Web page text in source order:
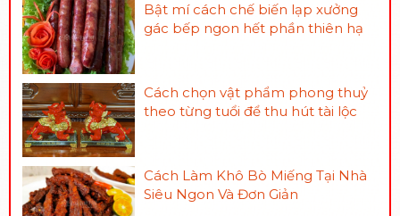
Bật mí cách chế biến lạp xưởng
gác bếp ngon hết phần thiên hạ
Cách chọn vật phẩm phong thuỷ
theo từng tuổi để thu hút tài lộc
Cách Làm Khô Bò Miếng Tại Nhà
Siêu Ngon Và Đơn Giản